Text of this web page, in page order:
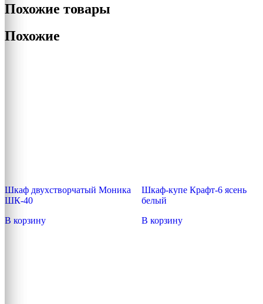
Похожие товары
Похожие
Шкаф двухстворчатый Моника
ШК-40
В корзину
Шкаф-купе Крафт-6 ясень
белый
В корзину